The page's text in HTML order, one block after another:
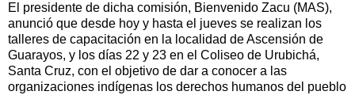
El presidente de dicha comisión, Bienvenido Zacu (MAS),
anunció que desde hoy y hasta el jueves se realizan los
talleres de capacitación en la localidad de Ascensión de
Guarayos, y los días 22 y 23 en el Coliseo de Urubichá,
Santa Cruz, con el objetivo de dar a conocer a las
organizaciones indígenas los derechos humanos del pueblo